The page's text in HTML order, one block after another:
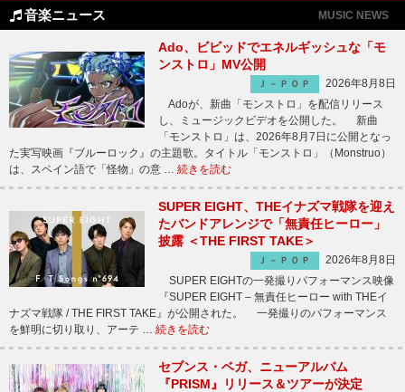
音楽ニュース MUSIC NEWS
Ado、ビビッドでエネルギッシュな「モ
ンストロ」MV公開
Ｊ－ＰＯＰ
2026年8月8日
Adoが、新曲「モンストロ」を配信リリース
し、ミュージックビデオを公開した。 新曲
「モンストロ」は、2026年8月7日に公開となっ
た実写映画『ブルーロック』の主題歌。タイトル「モンストロ」（Monstruo）
は、スペイン語で「怪物」の意 … 続きを読む
SUPER EIGHT、THEイナズマ戦隊を迎え
たバンドアレンジで「無責任ヒーロー」
披露 ＜THE FIRST TAKE＞
Ｊ－ＰＯＰ
2026年8月8日
SUPER EIGHTの一発撮りパフォーマンス映像
『SUPER EIGHT – 無責任ヒーロー with THEイ
ナズマ戦隊 / THE FIRST TAKE』が公開された。 一発撮りのパフォーマンス
を鮮明に切り取り、アーテ … 続きを読む
セブンス・ベガ、ニューアルバム
『PRISM』リリース＆ツアーが決定